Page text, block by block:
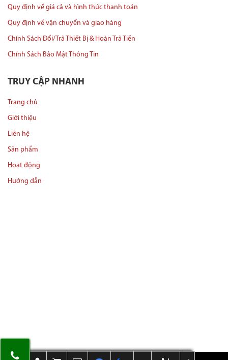
Quy định về giá cả và hình thức thanh toán
Quy định về vận chuyển và giao hàng
Chính Sách Đổi/Trả Thiết Bị & Hoàn Trả Tiền
Chính Sách Bảo Mật Thông Tin
TRUY CẬP NHANH
Trang chủ
Giới thiệu
Liên hệ
Sản phẩm
Hoạt động
Hướng dẫn